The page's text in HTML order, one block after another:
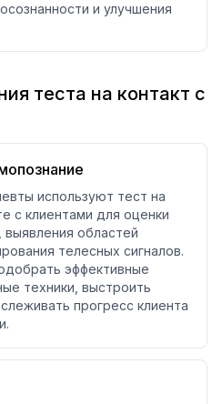
и улучшения
теста на контакт с
используют тест на
с клиентами для оценки
выявления областей
телесных сигналов.
эффективные
техники, выстроить
прогресс клиента